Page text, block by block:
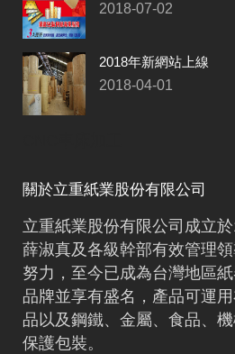
2018-07-02
2018年新網站上線
2018-04-01
關於立重紙業股份有限公司
立重紙業股份有限公司成立
薛淑真及各級幹部有效管理
努力，至今已成為台灣地區
品牌並享有盛名，產品可運
品以及鋼鐵、金屬、食品、
保護包裝。